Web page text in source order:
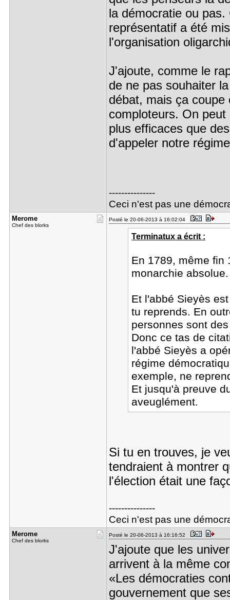
la démocratie ou
représentatif a été
l'organisation
J'ajoute, comme le
de ne pas souhaiter
débat, mais ça
comploteurs. On
plus efficaces que
d'appeler notre
---------------
Ceci n'est pas une
Merome
Chef des blorks
Posté le 20-06-2013 à 16:02:04
Terminatux a écrit :
En 1789, même fin
monarchie
Et l'abbé Sieyès
tu reprends. En
personnes sont
Donc ce tas de
l'abbé Sieyès a
régime
exemple, ne
Et jusqu'à preuve
aveuglément.
Si tu en trouves, je
tendraient à montrer
l'élection était une
---------------
Ceci n'est pas une
Merome
Chef des blorks
Posté le 20-06-2013 à 16:16:52
J'ajoute que les
arrivent à la même
«Les démocraties
gouvernement que